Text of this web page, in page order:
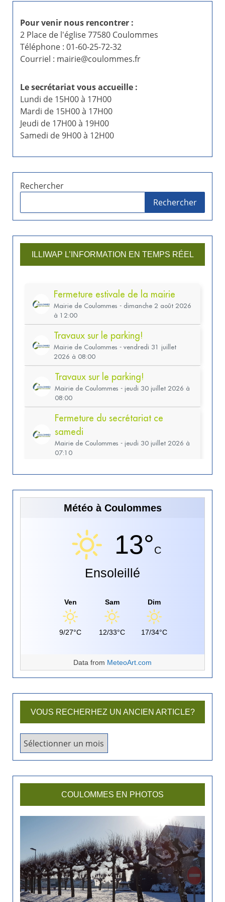
Pour venir nous rencontrer :
2 Place de l'église 77580 Coulommes
Téléphone : 01-60-25-72-32
Courriel : mairie@coulommes.fr
Le secrétariat vous accueille :
Lundi de 15H00 à 17H00
Mardi de 15H00 à 17H00
Jeudi de 17H00 à 19H00
Samedi de 9H00 à 12H00
Rechercher
Rechercher
ILLIWAP L’INFORMATION EN TEMPS RÉEL
Météo à Coulommes
13°C
Ensoleillé
Ven
9/27°C
Sam
12/33°C
Dim
17/34°C
Data from MeteoArt.com
VOUS RECHERHEZ UN ANCIEN ARTICLE?
V
o
u
s
h
e
z
u
COULOMMES EN PHOTOS